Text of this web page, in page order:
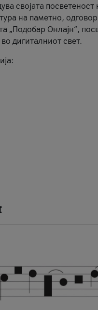
својата
на паметно,
„Подобар Онлајн“,
дигиталниот свет.